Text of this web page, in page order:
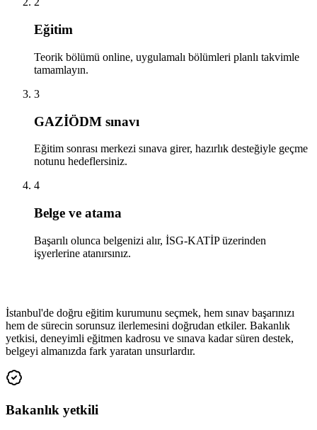
Eğitim
Teorik bölümü online, uygulamalı bölümleri planlı takvimle
tamamlayın.
3
GAZİÖDM sınavı
Eğitim sonrası merkezi sınava girer, hazırlık desteğiyle geçme
notunu hedeflersiniz.
4
Belge ve atama
Başarılı olunca belgenizi alır, İSG-KATİP üzerinden
işyerlerine atanırsınız.
İstanbul'de doğru eğitim kurumunu seçmek, hem sınav başarınızı
hem de sürecin sorunsuz ilerlemesini doğrudan etkiler. Bakanlık
yetkisi, deneyimli eğitmen kadrosu ve sınava kadar süren destek,
belgeyi almanızda fark yaratan unsurlardır.
Bakanlık yetkili